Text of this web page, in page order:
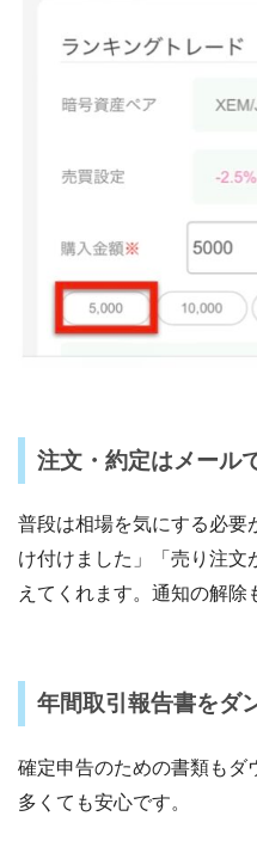
注文・約定はメール
普段は相場を気にする必要
け付けました」「売り注文
えてくれます。通知の解除
年間取引報告書をダ
確定申告のための書類もダ
多くても安心です。